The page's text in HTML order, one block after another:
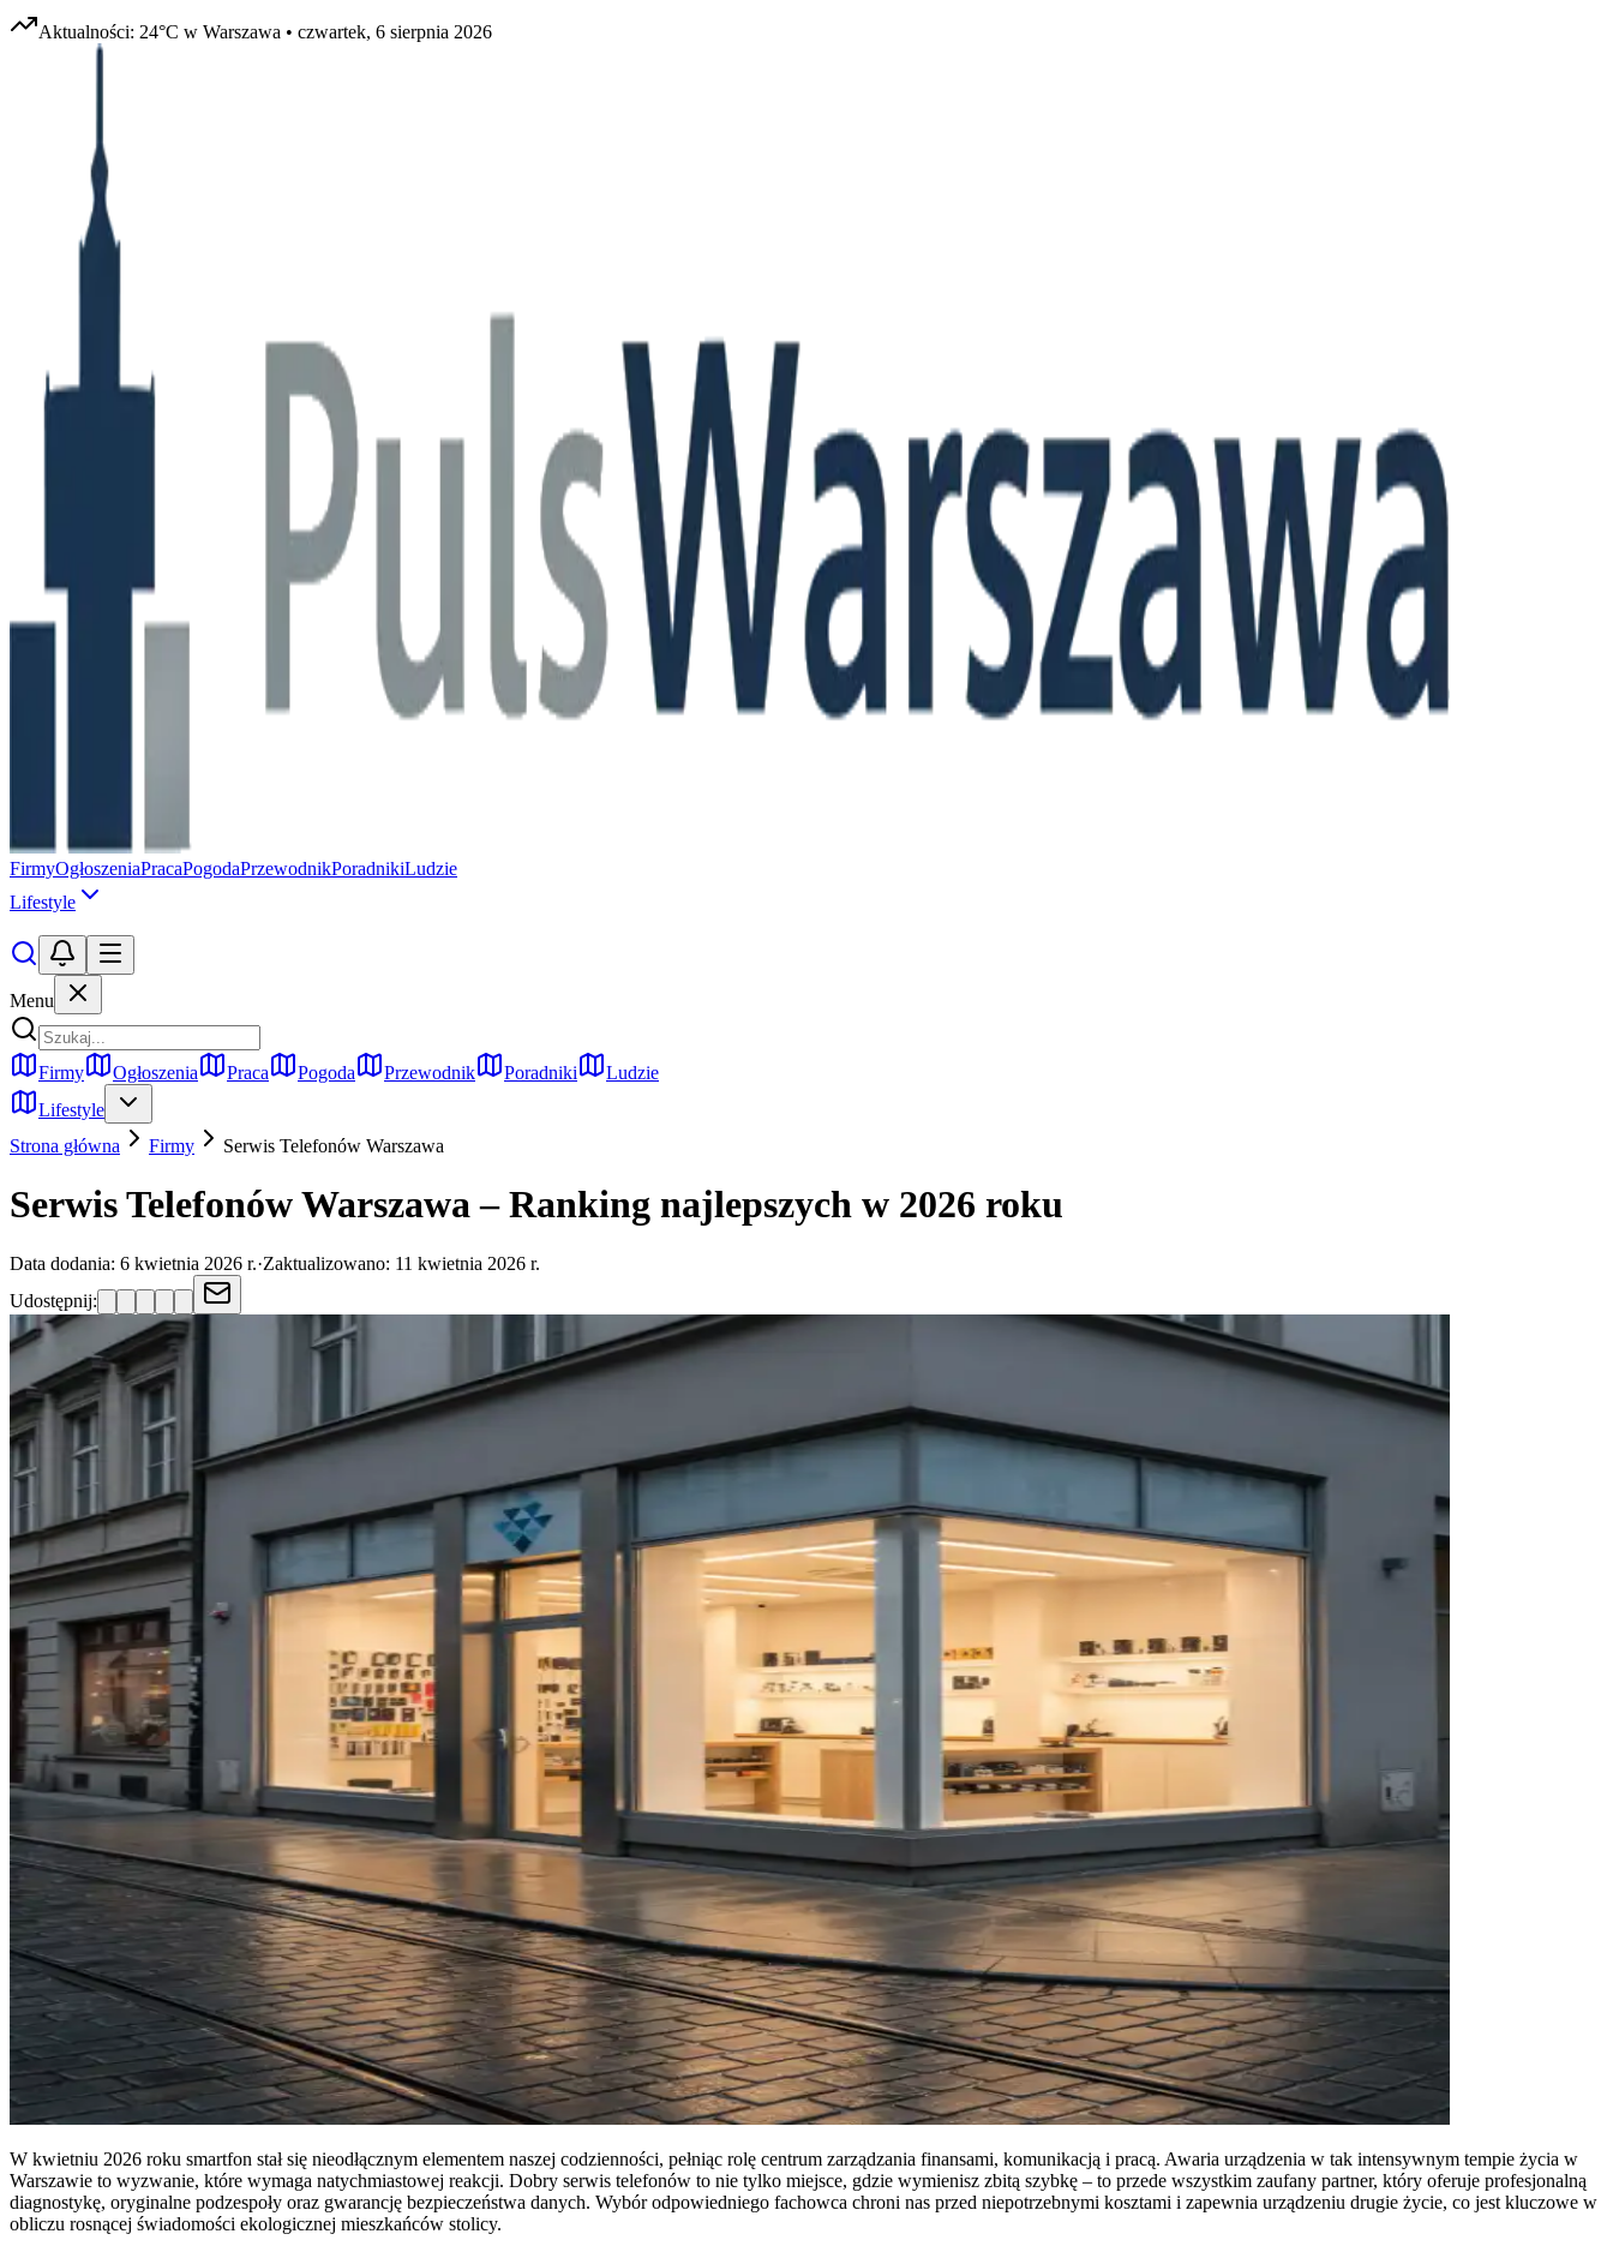
Aktualności: 24°C w Warszawa • czwartek, 6 sierpnia 2026
FirmyOgłoszeniaPracaPogodaPrzewodnikPoradnikiLudzie
Lifestyle
Menu
Firmy Ogłoszenia Praca Pogoda Przewodnik Poradniki
Ludzie
Lifestyle
Strona główna
Firmy Serwis Telefonów Warszawa
Serwis Telefonów Warszawa – Ranking najlepszych w 2026 roku
Data dodania: 6 kwietnia 2026 r.·Zaktualizowano: 11 kwietnia 2026 r.
Udostępnij:
W kwietniu 2026 roku smartfon stał się nieodłącznym elementem naszej codzienności, pełniąc rolę centrum zarządzania finansami, komunikacją i pracą. Awaria urządzenia w tak intensywnym tempie życia w
Warszawie to wyzwanie, które wymaga natychmiastowej reakcji. Dobry serwis telefonów to nie tylko miejsce, gdzie wymienisz zbitą szybkę – to przede wszystkim zaufany partner, który oferuje profesjonalną
diagnostykę, oryginalne podzespoły oraz gwarancję bezpieczeństwa danych. Wybór odpowiedniego fachowca chroni nas przed niepotrzebnymi kosztami i zapewnia urządzeniu drugie życie, co jest kluczowe w
obliczu rosnącej świadomości ekologicznej mieszkańców stolicy.